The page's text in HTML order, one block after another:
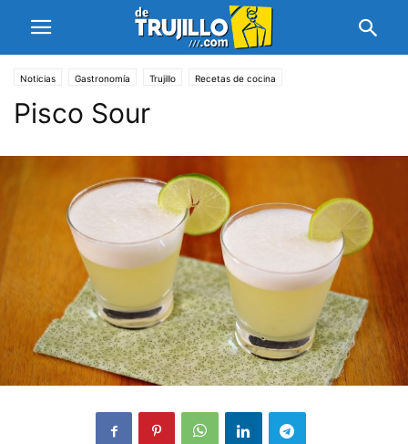
Noticias Gastronomía Trujillo Recetas de cocina
Pisco Sour